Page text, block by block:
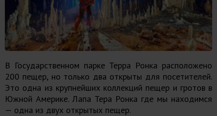
В Государственном парке Терра Ронка расположено
200 пещер, но только два открыты для посетителей.
Это одна из крупнейших коллекций пещер и гротов в
Южной Америке. Лапа Тера Ронка где мы находимся
— одна из двух открытых пещер.